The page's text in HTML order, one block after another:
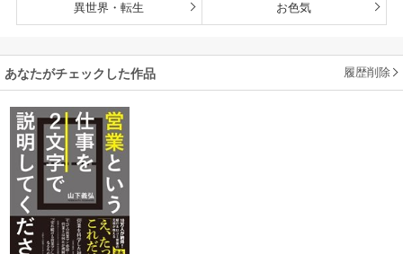
異世界・転生 お色気
あなたがチェックした作品 履歴削除